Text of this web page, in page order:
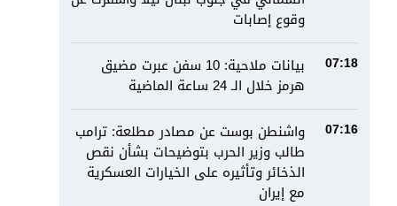
وقوع إصابات
07:18
بيانات ملاحية: 10 سفن عبرت مضيق
هرمز خلال الـ 24 ساعة الماضية
07:16
واشنطن بوست عن مصادر مطلعة: ترامب
طالب وزير الحرب بتوضيحات بشأن نقص
الذخائر وتأثيره على الخيارات العسكرية
مع إيران